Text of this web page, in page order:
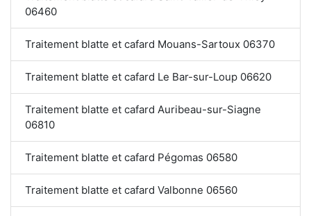
06460
Traitement blatte et cafard Mouans-Sartoux 06370
Traitement blatte et cafard Le Bar-sur-Loup 06620
Traitement blatte et cafard Auribeau-sur-Siagne
06810
Traitement blatte et cafard Pégomas 06580
Traitement blatte et cafard Valbonne 06560